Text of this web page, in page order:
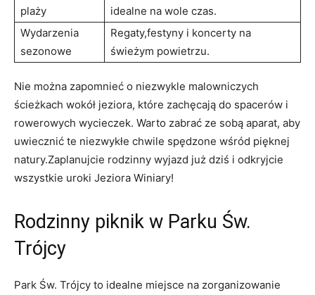
plaży
idealne na wole czas.
Wydarzenia
sezonowe
Regaty,festyny i koncerty na
świeżym powietrzu.
Nie można‌ zapomnieć⁤ o⁣ niezwykle‍ malowniczych
⁤ścieżkach⁤ wokół jeziora, które⁣ zachęcają⁤ do spacerów i‍
rowerowych⁣ wycieczek. Warto zabrać ⁢ze sobą ‌aparat, ⁢aby
uwiecznić te‍ niezwykłe ‍chwile ⁣spędzone wśród ⁤pięknej ​
natury.Zaplanujcie rodzinny ⁤wyjazd już dziś i odkryjcie
wszystkie⁣ uroki Jeziora Winiary!
Rodzinny ⁢piknik ‌w Parku Św. ​
Trójcy
Park Św. Trójcy to idealne‌ miejsce na zorganizowanie